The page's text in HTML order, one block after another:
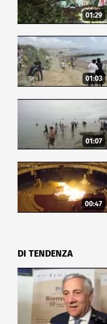
01:29
01:03
01:07
00:47
DI TENDENZA